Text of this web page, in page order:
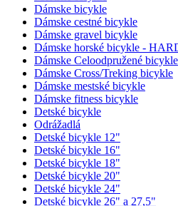
Dámske bicykle
Dámske cestné bicykle
Dámske gravel bicykle
Dámske horské bicykle -
Dámske Celoodpružené bicykle
Dámske Cross/Treking bicykle
Dámske mestské bicykle
Dámske fitness bicykle
Detské bicykle
Odrážadlá
Detské bicykle 12"
Detské bicykle 16"
Detské bicykle 18"
Detské bicykle 20"
Detské bicykle 24"
Detské bicykle 26" a 27,5"